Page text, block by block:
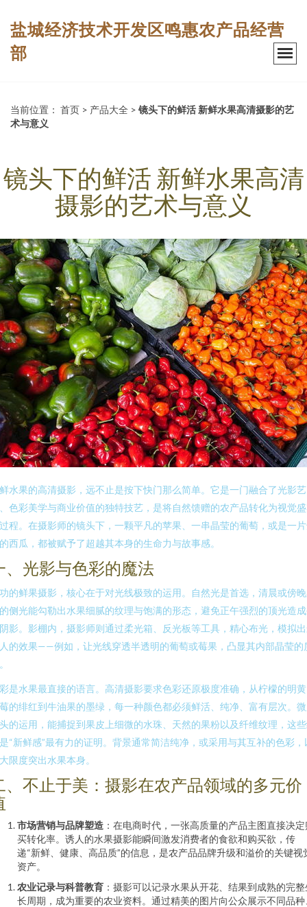
盐城经济技术开发区鸣惠农产品经营
部
当前位置： 首页 > 产品大全 > 镜头下的鲜活 新鲜水果高清摄影的艺
术与意义
镜头下的鲜活 新鲜水果高清
摄影的艺术与意义
水果的高清摄影，远不止是按下快门那么简单。它是一门融合了光影艺
色彩美学与商业价值的独特技艺，是将自然馈赠的农产品转化为视觉
程。在摄影师的镜头下，一颗平凡的苹果、一串晶莹的葡萄，或是一
西瓜，都被赋予了超越其本身的生命力与故事感。
、光影与色彩的魔法
的鲜果摄影，核心在于对光线极致的运用。自然光是首选，清晨或傍
侧光能勾勒出水果细腻的纹理与饱满的形态，避免正午强烈的顶光造
影。影棚内，摄影师则通过柔光箱、反光板等工具，精心布光，模拟
的效果——例如，让光线穿透半透明的葡萄或莓果，凸显其内部晶莹的
是水果最直接的语言。高清摄影要求色彩还原极度准确，从柠檬的明
的绯红到牛油果的墨绿，每一种颜色都必须鲜活、纯净、富有层次。
的运用，能捕捉到果皮上细微的水珠、天然的果粉以及纤维纹理，这
“新鲜感”最有力的证明。背景通常简洁纯净，或采用与其互补的色彩，
限度突出水果本身。
、不止于美：摄影在农产品领域的多元价
市场营销与品牌塑造 ：在电商时代，一张高质量的产品主图直接决
买转化率。诱人的水果摄影能瞬间激发消费者的食欲和购买欲，传
递“新鲜、健康、高品质”的信息，是农产品品牌升级和溢价的关键视
资产。
农业记录与科普教育 ：摄影可以记录水果从开花、结果到成熟的完
长周期，成为重要的农业资料。通过精美的图片向公众展示不同品种